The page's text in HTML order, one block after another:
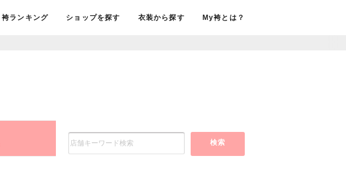
袴ランキング ショップを探す 衣装から探す My袴とは？
検索